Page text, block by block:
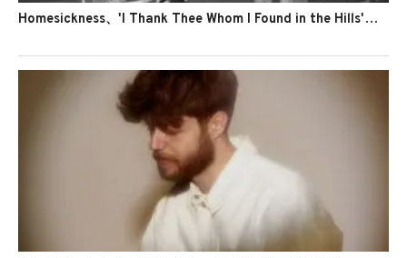
Homesickness、'I Thank Thee Whom I Found in the Hills'を公開